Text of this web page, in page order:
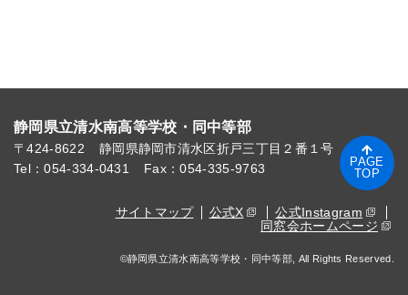
静岡県立清水南高等学校・同中等部
〒424-8622
静岡県静岡市清水区折戸三丁目２番１号
Tel：054-334-0431
Fax：054-335-9763
サイトマップ 公式X
公式Instagram
同窓会ホームページ
©静岡県立清水南高等学校・同中等部, All Rights Reserved.
PAGE
TOP